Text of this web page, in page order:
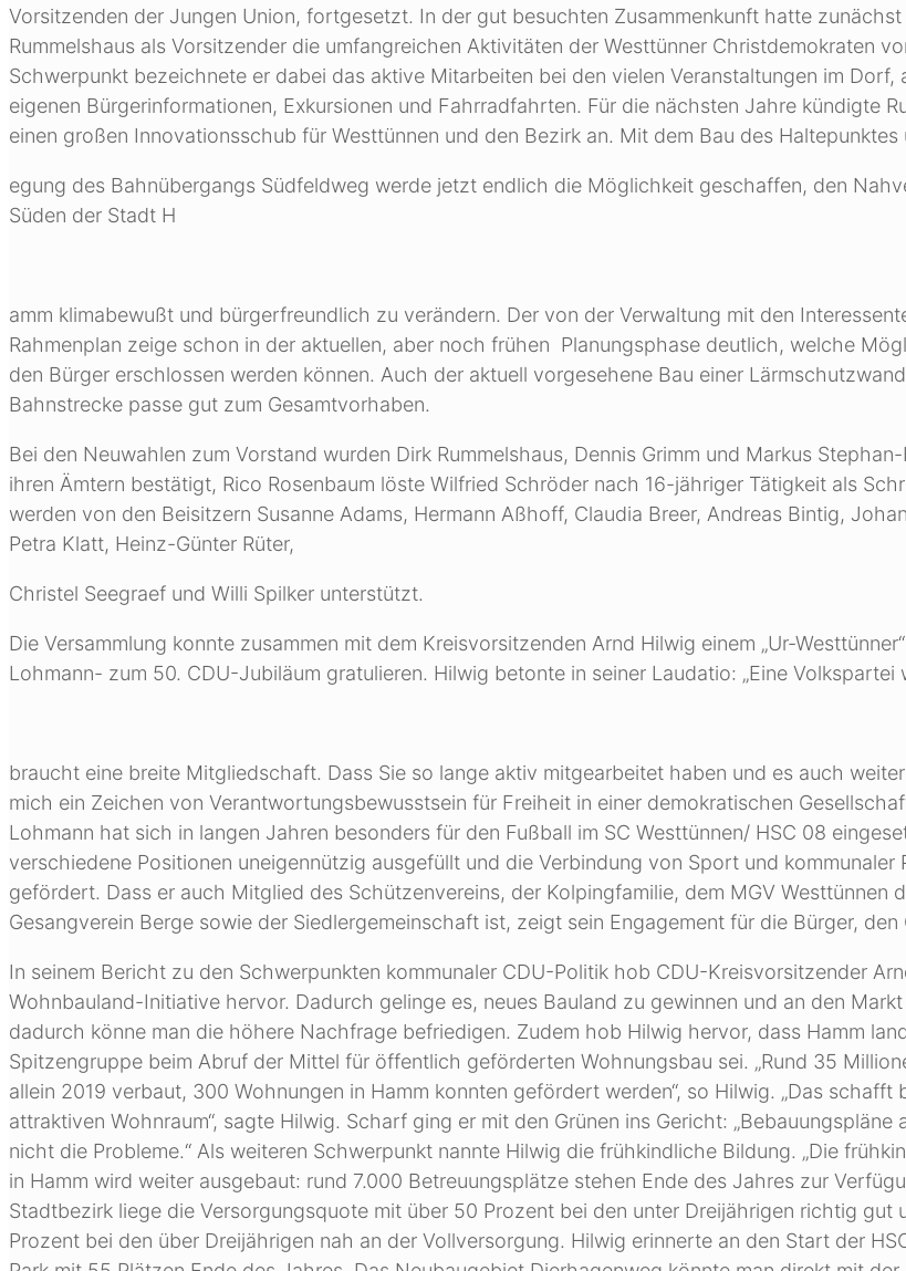
Vorsitzenden der Jungen Union, fortgesetzt. In der gut besuchten Zusammenkunft hatte zunächst
Rummelshaus als Vorsitzender die umfangreichen Aktivitäten der Westtünner Christdemokraten
Schwerpunkt bezeichnete er dabei das aktive Mitarbeiten bei den vielen Veranstaltungen im Dorf,
eigenen Bürgerinformationen, Exkursionen und Fahrradfahrten. Für die nächsten Jahre kündigte
einen großen Innovationsschub für Westtünnen und den Bezirk an. Mit dem Bau des Haltepunktes
egung des Bahnübergangs Südfeldweg werde jetzt endlich die Möglichkeit geschaffen, den
Süden der Stadt H
amm klimabewußt und bürgerfreundlich zu verändern. Der von der Verwaltung mit den
Rahmenplan zeige schon in der aktuellen, aber noch frühen Planungsphase deutlich, welche
den Bürger erschlossen werden können. Auch der aktuell vorgesehene Bau einer
Bahnstrecke passe gut zum Gesamtvorhaben.
Bei den Neuwahlen zum Vorstand wurden Dirk Rummelshaus, Dennis Grimm und Markus
ihren Ämtern bestätigt, Rico Rosenbaum löste Wilfried Schröder nach 16-jähriger Tätigkeit als
werden von den Beisitzern Susanne Adams, Hermann Aßhoff, Claudia Breer, Andreas Bintig,
Petra Klatt, Heinz-Günter Rüter,
Christel Seegraef und Willi Spilker unterstützt.
Die Versammlung konnte zusammen mit dem Kreisvorsitzenden Arnd Hilwig einem „Ur-
Lohmann- zum 50. CDU-Jubiläum gratulieren. Hilwig betonte in seiner Laudatio: „Eine Volkspartei
braucht eine breite Mitgliedschaft. Dass Sie so lange aktiv mitgearbeitet haben und es auch
mich ein Zeichen von Verantwortungsbewusstsein für Freiheit in einer demokratischen
Lohmann hat sich in langen Jahren besonders für den Fußball im SC Westtünnen/ HSC 08
verschiedene Positionen uneigennützig ausgefüllt und die Verbindung von Sport und kommunaler
gefördert. Dass er auch Mitglied des Schützenvereins, der Kolpingfamilie, dem MGV Westtünnen
Gesangverein Berge sowie der Siedlergemeinschaft ist, zeigt sein Engagement für die Bürger,
In seinem Bericht zu den Schwerpunkten kommunaler CDU-Politik hob CDU-Kreisvorsitzender
Wohnbauland-Initiative hervor. Dadurch gelinge es, neues Bauland zu gewinnen und an den
dadurch könne man die höhere Nachfrage befriedigen. Zudem hob Hilwig hervor, dass Hamm
Spitzengruppe beim Abruf der Mittel für öffentlich geförderten Wohnungsbau sei. „Rund 35
allein 2019 verbaut, 300 Wohnungen in Hamm konnten gefördert werden“, so Hilwig. „Das schafft
attraktiven Wohnraum“, sagte Hilwig. Scharf ging er mit den Grünen ins Gericht: „Bebauungspläne
nicht die Probleme.“ Als weiteren Schwerpunkt nannte Hilwig die frühkindliche Bildung. „Die
in Hamm wird weiter ausgebaut: rund 7.000 Betreuungsplätze stehen Ende des Jahres zur
Stadtbezirk liege die Versorgungsquote mit über 50 Prozent bei den unter Dreijährigen richtig gut
Prozent bei den über Dreijährigen nah an der Vollversorgung. Hilwig erinnerte an den Start der